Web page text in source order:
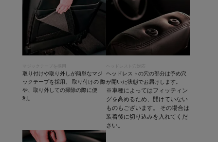
マジックテープを採用
取り付けや取り外しが簡単なマジ
ックテープを採用。 取り付けの 際
や、取り外しての掃除の際に便
利。
ヘッドレスト穴対応
ヘッドレストの穴の部分は予め穴
が開いた状態でお届けします。
※車種によってはフィッティン
グを高めるため、開けていない
ものもございます。 その場合は
装着後に切り込みを入れてくだ
さい。